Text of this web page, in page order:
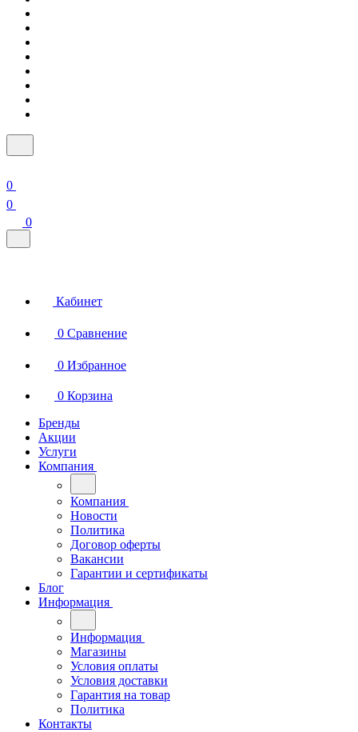
0
0
0
Кабинет
0 Сравнение
0 Избранное
0 Корзина
Бренды
Акции
Услуги
Компания
Компания
Новости
Политика
Договор оферты
Вакансии
Гарантии и сертификаты
Блог
Информация
Информация
Магазины
Условия оплаты
Условия доставки
Гарантия на товар
Политика
Контакты